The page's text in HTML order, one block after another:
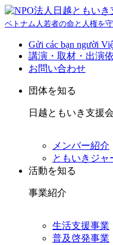
ベトナム人若者の命と人権を
Gửi các bạn người
講演・取材・出演
お問い合わせ
団体を知る
日越ともいき支援
メンバー紹介
ともいきジャ
活動を知る
事業紹介
生活支援事業
普及啓発事業